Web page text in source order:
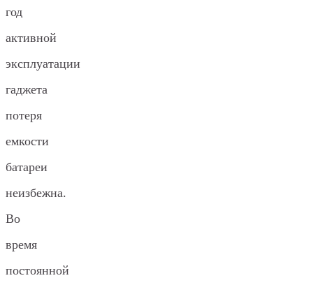
год
активной
эксплуатации
гаджета
потеря
емкости
батареи
неизбежна.
Во
время
постоянной